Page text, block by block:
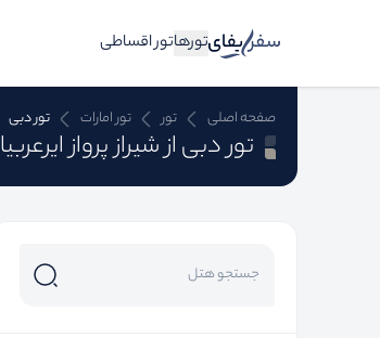
تورهاتور اقساطی
صفحه اصلی تور تور امارات تور دبی
تور دبی از شیراز پرواز ایرعربیا